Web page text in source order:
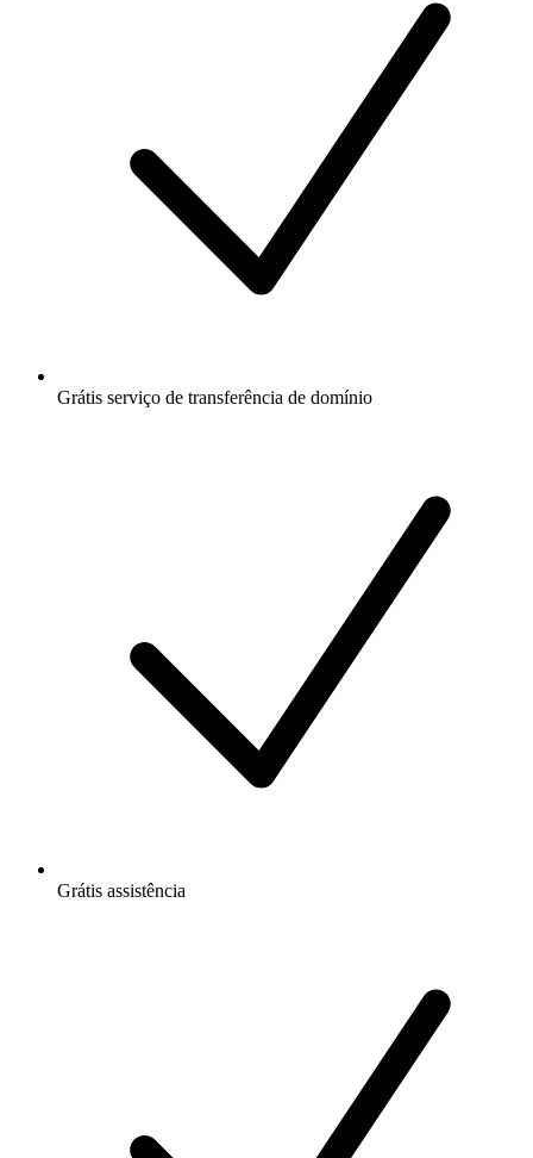
Grátis serviço de transferência de domínio
Grátis assistência